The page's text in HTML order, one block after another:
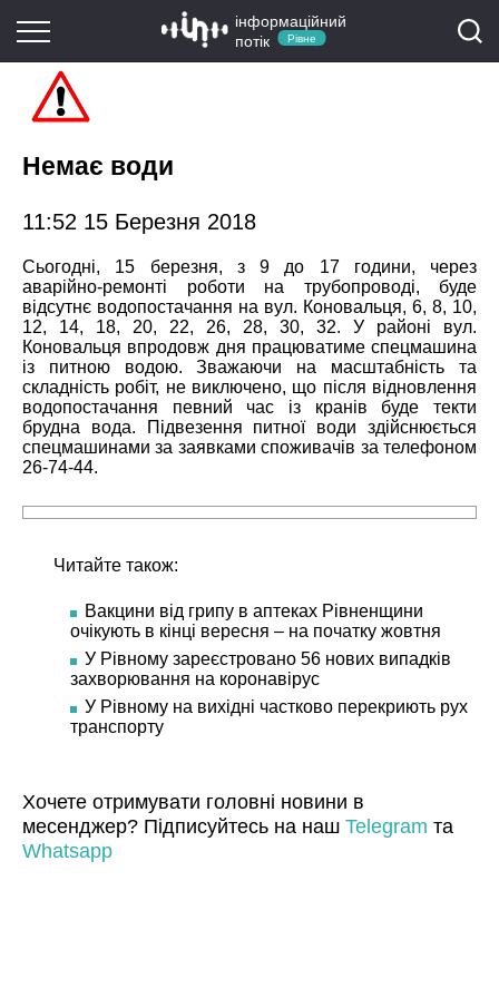
інформаційний
потік
Рівне
Немає води
11:52 15 Березня 2018
Сьогодні, 15 березня, з 9 до 17 години, через
аварійно-ремонті роботи на трубопроводі, буде
відсутнє водопостачання на вул. Коновальця, 6, 8, 10,
12, 14, 18, 20, 22, 26, 28, 30, 32. У районі вул.
Коновальця впродовж дня працюватиме спецмашина
із питною водою. Зважаючи на масштабність та
складність робіт, не виключено, що після відновлення
водопостачання певний час із кранів буде текти
брудна вода. Підвезення питної води здійснюється
спецмашинами за заявками споживачів за телефоном
26-74-44.
Читайте також:
Вакцини від грипу в аптеках Рівненщини
очікують в кінці вересня – на початку жовтня
У Рівному зареєстровано 56 нових випадків
захворювання на коронавірус
У Рівному на вихідні частково перекриють рух
транспорту
Хочете отримувати головні новини в
месенджер? Підписуйтесь на наш Telegram та
Whatsapp